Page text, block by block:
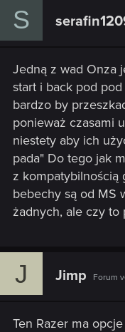
S
Jedną z wad Onza
start i back pod
bardzo by
ponieważ czasami
niestety aby ich
pada" Do tego jak
z kompatybilnością
bebechy są od MS
żadnych, ale czy to
J Jimp Forum
Ten Razer ma